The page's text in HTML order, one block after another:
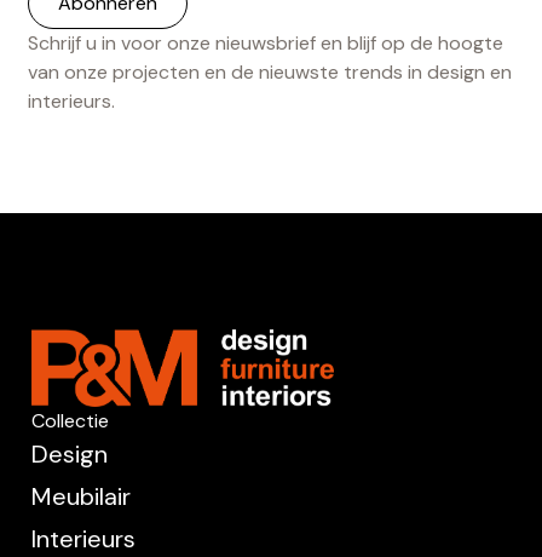
Schrijf u in voor onze nieuwsbrief en blijf op de hoogte
van onze projecten en de nieuwste trends in design en
interieurs.
Collectie
Design
Meubilair
Interieurs